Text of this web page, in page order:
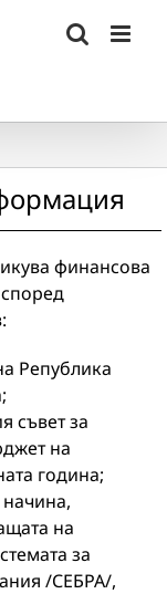
финансова
Република
съвет за
на
година;
на
за
/СЕБРА/,